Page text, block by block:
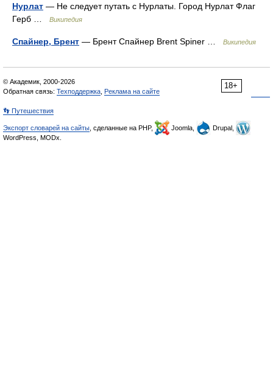
Нурлат — Не следует путать с Нурлаты. Город Нурлат Флаг
Герб …
Википедия
Спайнер, Брент — Брент Спайнер Brent Spiner … Википедия
18+
© Академик, 2000-2026
Обратная связь: Техподдержка Реклама на сайте
👣 Путешествия
Экспорт словарей на сайты , сделанные на PHP, Joomla,
Drupal,
WordPress, MODx.